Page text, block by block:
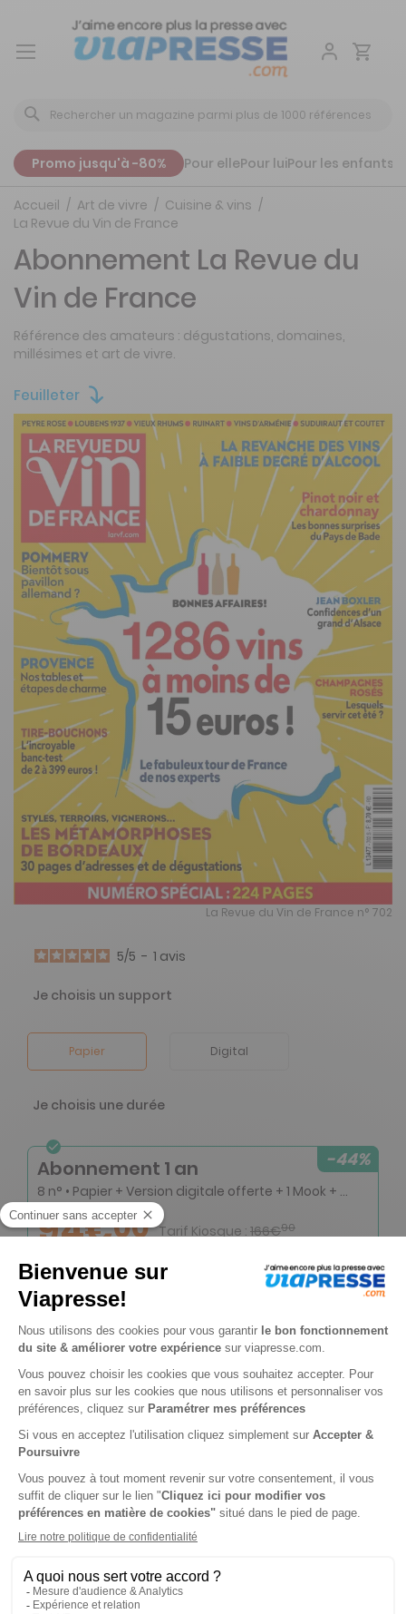
Aller
Promo jusqu'à -80% Pour ellePour luiPour les enfants
Accueil Art de vivre
Cuisine & vins
La Revue du Vin de France
Feuilleter
La Revue du Vin de France n° 702
Abonnement La Revue du
Vin de France
Référence des amateurs : dégustations, domaines,
millésimes et art de vivre.
5/5 - 1 avis
Je choisis un support
Papier Digital
Je choisis une durée
-44%
Abonnement 1 an
8 n° • Papier + Version digitale offerte + 1 Mook + accès illimité à larvf.com
94€00 Tarif Kiosque : 166€90
Tarif France métropolitaine
Renouvellement à date d’anniversaire
-50%
Abonnement Durée libre
3€85 Tarif Kiosque : 7€70
Prix par n° pendant 6 mois, puis 6,50 € par n°
Tarif France métropolitaine
-21%
Abonnement 1 an
8 n° • Papier + Version digitale offerte + 1 Mook
74€00
Tarif France métropolitaine
Renouvellement à date d’anniversaire